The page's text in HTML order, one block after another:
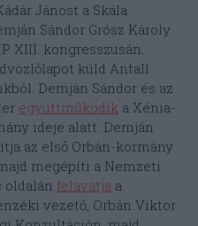
Jánost a Skála
Sándor Grósz Károly
XIII. kongresszusán.
küld Antall
Demján Sándor és az
együttműködik a Xénia-
ideje alatt. Demján
az első Orbán-kormány
megépíti a Nemzeti
oldalán felavatja a
vezető, Orbán Viktor